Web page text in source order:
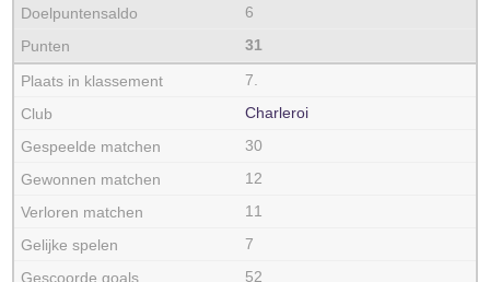
6
31
7.
Charleroi
30
12
11
7
52